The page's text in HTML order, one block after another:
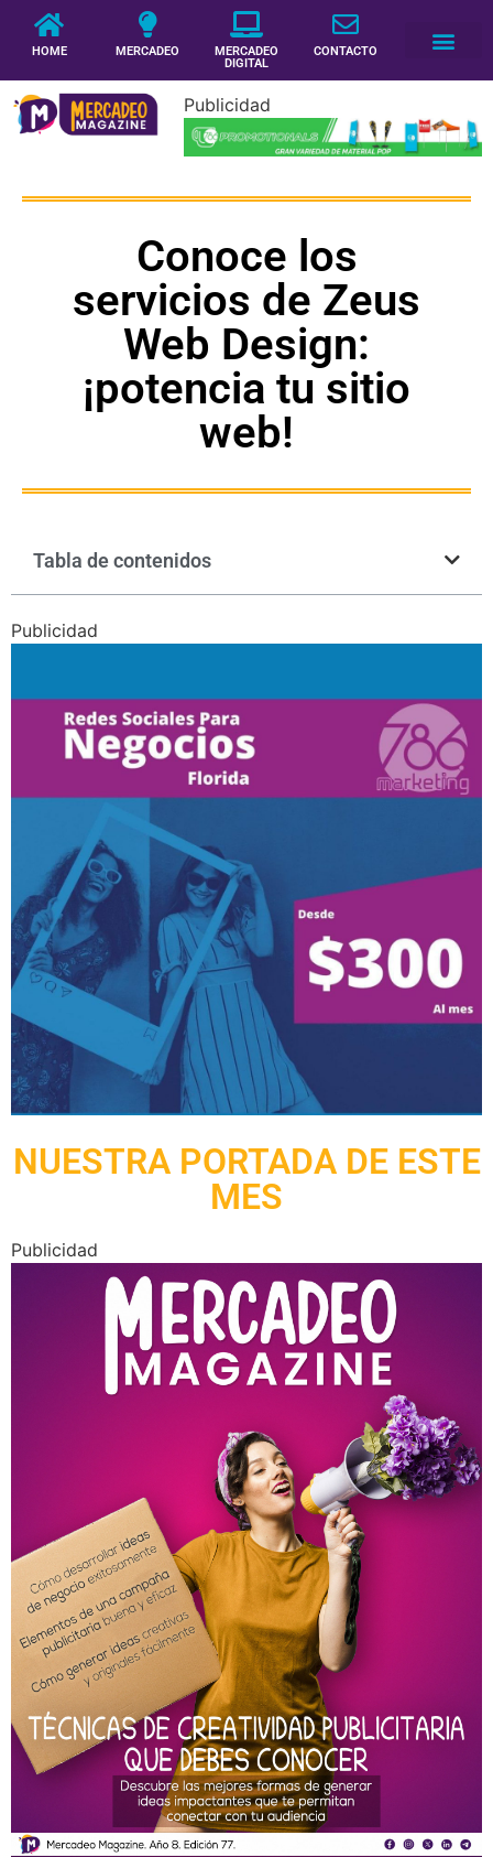
HOME MERCADEO
MERCADEO
DIGITAL
CONTACTO
Publicidad
Conoce los
servicios de Zeus
Web Design:
¡potencia tu sitio
web!
Tabla de contenidos
Publicidad
NUESTRA PORTADA DE ESTE
MES
Publicidad